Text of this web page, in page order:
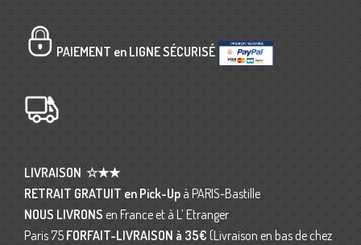
PAIEMENT en LIGNE SÉCURISÉ
LIVRAISON ☆★★
RETRAIT GRATUIT en Pick-Up à PARIS-Bastille
NOUS LIVRONS en France et à L’ Etranger
Paris 75 FORFAIT-LIVRAISON à 35€ (Livraison en bas de chez